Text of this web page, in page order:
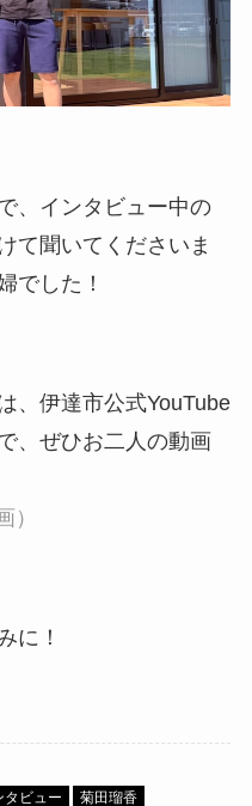
、インタビュー中の
て聞いてくださいま
でした！
、伊達市公式YouTube
、ぜひお二人の動画
）
に！
タビュー 菊田瑠香